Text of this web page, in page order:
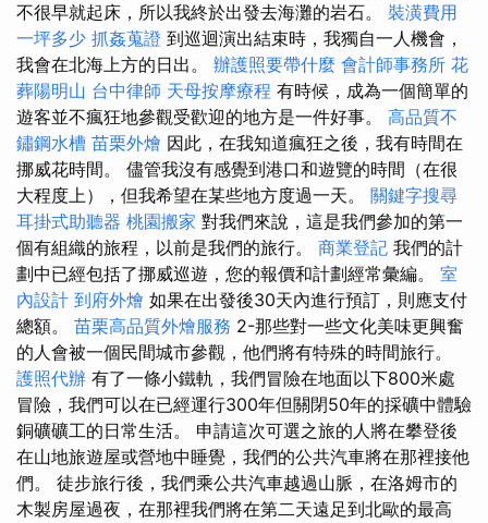
不很早就起床，所以我終於出發去海灘的岩石。 裝潢費用
一坪多少 抓姦蒐證 到巡迴演出結束時，我獨自一人機會，
我會在北海上方的日出。 辦護照要帶什麼 會計師事務所 花
葬陽明山 台中律師 天母按摩療程 有時候，成為一個簡單的
遊客並不瘋狂地參觀受歡迎的地方是一件好事。 高品質不
鏽鋼水槽 苗栗外燴 因此，在我知道瘋狂之後，我有時間在
挪威花時間。 儘管我沒有感覺到港口和遊覽的時間（在很
大程度上），但我希望在某些地方度過一天。 關鍵字搜尋
耳掛式助聽器 桃園搬家 對我們來說，這是我們參加的第一
個有組織的旅程，以前是我們的旅行。 商業登記 我們的計
劃中已經包括了挪威巡遊，您的報價和計劃經常彙編。 室
內設計 到府外燴 如果在出發後30天內進行預訂，則應支付
總額。 苗栗高品質外燴服務 2-那些對一些文化美味更興奮
的人會被一個民間城市參觀，他們將有特殊的時間旅行。
護照代辦 有了一條小鐵軌，我們冒險在地面以下800米處
冒險，我們可以在已經運行300年但關閉50年的採礦中體驗
銅礦礦工的日常生活。 申請這次可選之旅的人將在攀登後
在山地旅遊屋或營地中睡覺，我們的公共汽車將在那裡接他
們。 徒步旅行後，我們乘公共汽車越過山脈，在洛姆市的
木製房屋過夜，在那裡我們將在第二天遠足到北歐的最高